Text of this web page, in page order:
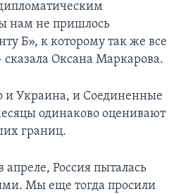
нам не пришлось
Б», к которому так же все
сказала Оксана Маркарова.
и Украина, и Соединенные
одинаково оценивают
границ.
апреле, Россия пыталась
Мы еще тогда просили